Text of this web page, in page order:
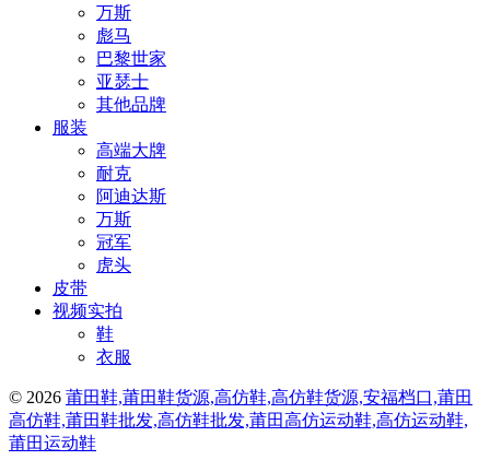
万斯
彪马
巴黎世家
亚瑟士
其他品牌
服装
高端大牌
耐克
阿迪达斯
万斯
冠军
虎头
皮带
视频实拍
鞋
衣服
© 2026 莆田鞋,莆田鞋货源,高仿鞋,高仿鞋货源,安福档口,莆田
高仿鞋,莆田鞋批发,高仿鞋批发,莆田高仿运动鞋,高仿运动鞋,
莆田运动鞋